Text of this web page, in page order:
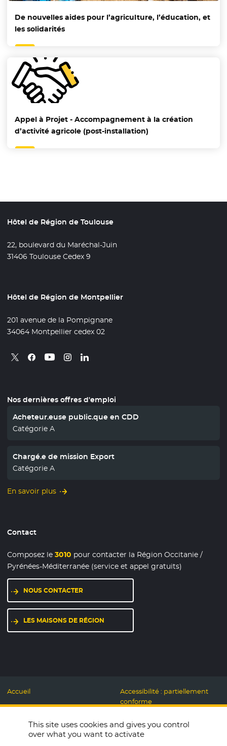
De nouvelles aides pour l’agriculture, l’éducation, et
les solidarités
Appel à Projet - Accompagnement à la création
d’activité agricole (post-installation)
Hôtel de Région de Toulouse
22, boulevard du Maréchal-Juin
31406 Toulouse Cedex 9
Hôtel de Région de Montpellier
201 avenue de la Pompignane
34064 Montpellier cedex 02
Retrouvez nous sur X
- Nouvelle fenêtre
Retrouvez nous sur Facebook
- Nouvelle fenêtre
Retrouvez nous sur Youtube
- Nouvelle fenêtre
Retrouvez nous sur Instagram
- Nouvelle fenêtre
Retrouvez nous sur Linkedin
- Nouvelle fenêtre
Nos dernières offres d'emploi
Acheteur.euse public.que en CDD
Catégorie A
Chargé.e de mission Export
Catégorie A
En savoir plus
Contact
Composez le3010 pour contacter la Région Occitanie /
Pyrénées-Méditerranée (service et appel gratuits)
NOUS CONTACTER
LES MAISONS DE RÉGION
Accueil
Mentions légales
Données personnelles et
Cookies
Accessibilité : partiellement
conforme
Responsable
This site uses cookies and gives you control
over what you want to activate